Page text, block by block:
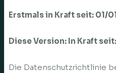
Erstmals in Kraft seit: 01/
Diese Version: In Kraft
Die Datenschutzrichtlinie